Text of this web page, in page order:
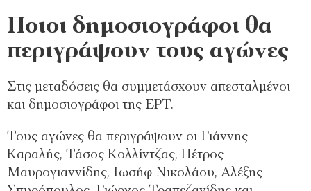
Ποιοι δημοσιογράφοι θα
περιγράψουν τους αγώνες
Στις μεταδόσεις θα συμμετάσχουν απεσταλμένοι
και δημοσιογράφοι της ΕΡΤ.
Τους αγώνες θα περιγράψουν οι Γιάννης
Καραλής, Τάσος Κολλίντζας, Πέτρος
Μαυρογιαννίδης, Ιωσήφ Νικολάου, Αλέξης